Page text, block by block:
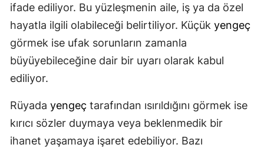
ifade ediliyor. Bu yüzleşmenin aile, iş ya da özel
hayatla ilgili olabileceği belirtiliyor. Küçük yengeç
görmek ise ufak sorunların zamanla
büyüyebileceğine dair bir uyarı olarak kabul
ediliyor.
Rüyada yengeç tarafından ısırıldığını görmek ise
kırıcı sözler duymaya veya beklenmedik bir
ihanet yaşamaya işaret edebiliyor. Bazı